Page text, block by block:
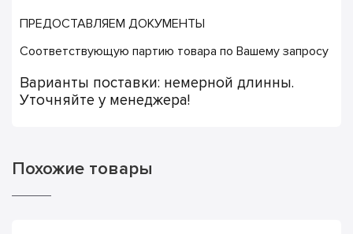
ПРЕДОСТАВЛЯЕМ ДОКУМЕНТЫ
Соответствующую партию товара по Вашему запросу
Варианты поставки: немерной длинны.
Уточняйте у менеджера!
Похожие товары